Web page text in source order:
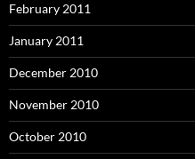
February 2011
January 2011
December 2010
November 2010
October 2010